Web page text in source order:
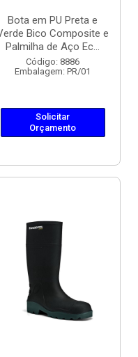
Bota em PU Preta e
Bico Composite e
Palmilha de Aço Ec...
Código: 8886
Embalagem: PR/01
Solicitar
Orçamento